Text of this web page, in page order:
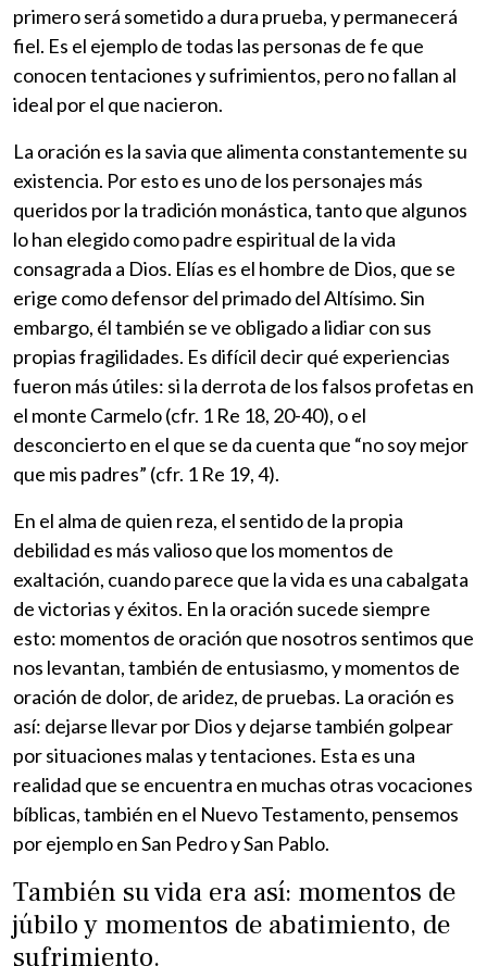
primero será sometido a dura prueba, y permanecerá
fiel. Es el ejemplo de todas las personas de fe que
conocen tentaciones y sufrimientos, pero no fallan al
ideal por el que nacieron.
La oración es la savia que alimenta constantemente su
existencia. Por esto es uno de los personajes más
queridos por la tradición monástica, tanto que algunos
lo han elegido como padre espiritual de la vida
consagrada a Dios. Elías es el hombre de Dios, que se
erige como defensor del primado del Altísimo. Sin
embargo, él también se ve obligado a lidiar con sus
propias fragilidades. Es difícil decir qué experiencias
fueron más útiles: si la derrota de los falsos profetas en
el monte Carmelo (cfr. 1 Re 18, 20-40), o el
desconcierto en el que se da cuenta que “no soy mejor
que mis padres” (cfr. 1 Re 19, 4).
En el alma de quien reza, el sentido de la propia
debilidad es más valioso que los momentos de
exaltación, cuando parece que la vida es una cabalgata
de victorias y éxitos. En la oración sucede siempre
esto: momentos de oración que nosotros sentimos que
nos levantan, también de entusiasmo, y momentos de
oración de dolor, de aridez, de pruebas. La oración es
así: dejarse llevar por Dios y dejarse también golpear
por situaciones malas y tentaciones. Esta es una
realidad que se encuentra en muchas otras vocaciones
bíblicas, también en el Nuevo Testamento, pensemos
por ejemplo en San Pedro y San Pablo.
También su vida era así: momentos de
júbilo y momentos de abatimiento, de
sufrimiento.